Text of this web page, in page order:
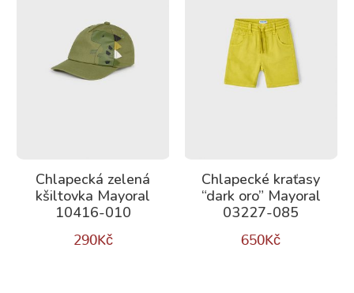
Chlapecká zelená
kšiltovka Mayoral
10416-010
290Kč
Chlapecké kraťasy
“dark oro” Mayoral
03227-085
650Kč